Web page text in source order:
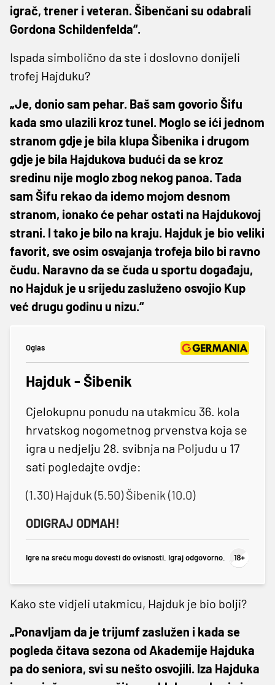
igrač, trener i veteran. Šibenčani su odabrali
Gordona Schildenfelda“.
Ispada simbolično da ste i doslovno donijeli
trofej Hajduku?
„Je, donio sam pehar. Baš sam govorio Šifu
kada smo ulazili kroz tunel. Moglo se ići jednom
stranom gdje je bila klupa Šibenika i drugom
gdje je bila Hajdukova budući da se kroz
sredinu nije moglo zbog nekog panoa. Tada
sam Šifu rekao da idemo mojom desnom
stranom, ionako će pehar ostati na Hajdukovoj
strani. I tako je bilo na kraju. Hajduk je bio veliki
favorit, sve osim osvajanja trofeja bilo bi ravno
čudu. Naravno da se čuda u sportu događaju,
no Hajduk je u srijedu zasluženo osvojio Kup
već drugu godinu u nizu.“
Oglas
Hajduk - Šibenik
Cjelokupnu ponudu na utakmicu 36. kola
hrvatskog nogometnog prvenstva koja se
igra u nedjelju 28. svibnja na Poljudu u 17
sati pogledajte ovdje:
(1.30) Hajduk (5.50) Šibenik (10.0)
ODIGRAJ ODMAH!
Igre na sreću mogu dovesti do ovisnosti. Igraj odgovorno.
Kako ste vidjeli utakmicu, Hajduk je bio bolji?
„Ponavljam da je trijumf zaslužen i kada se
pogleda čitava sezona od Akademije Hajduka
pa do seniora, svi su nešto osvojili. Iza Hajduka